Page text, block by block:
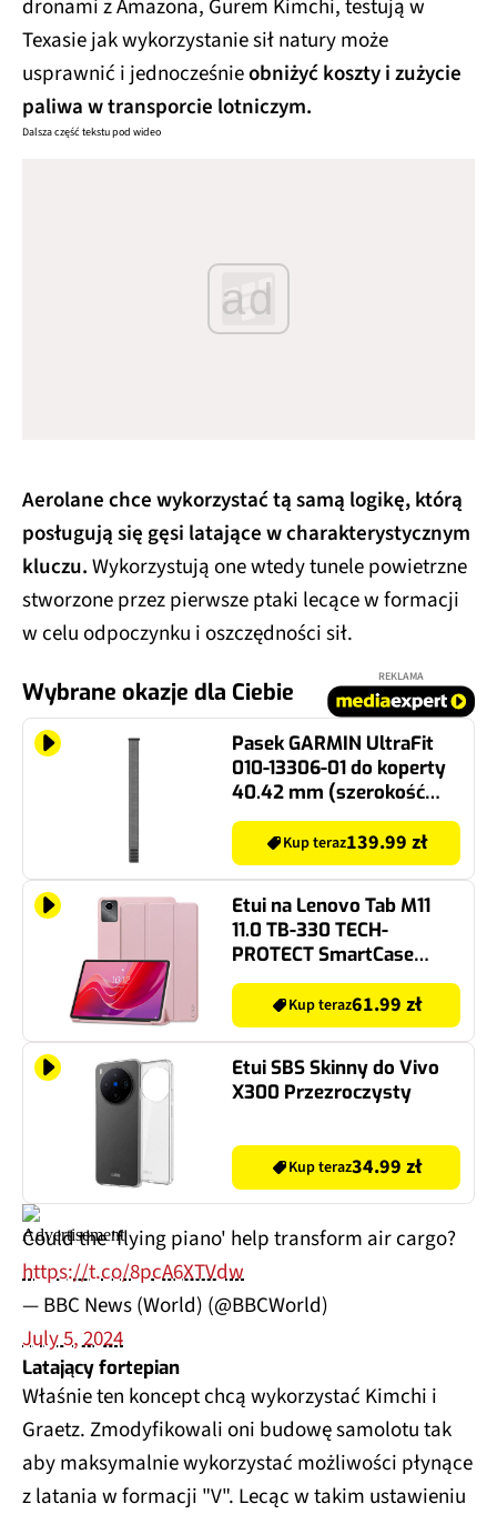
dronami z Amazona, Gurem Kimchi, testują w
Texasie jak wykorzystanie sił natury może
usprawnić i jednocześnieobniżyć koszty i zużycie
paliwa w transporcie lotniczym.
Dalsza część tekstu pod wideo
ad
Aerolane chce wykorzystać tą samą logikę, którą
posługują się gęsi latające w charakterystycznym
kluczu.Wykorzystują one wtedy tunele powietrzne
stworzone przez pierwsze ptaki lecące w formacji
w celu odpoczynku i oszczędności sił.
Wybrane okazje dla Ciebie
REKLAMA
Pasek GARMIN UltraFit
010-13306-01 do koperty
40.42 mm (szerokość
paska 20 mm) Szary
Kup teraz139.99 zł
Etui na Lenovo Tab M11
11.0 TB-330 TECH-
PROTECT SmartCase
Różowy
Kup teraz61.99 zł
Etui SBS Skinny do Vivo
X300 Przezroczysty
Kup teraz34.99 zł
Could the 'flying piano' help transform air cargo?
https://t.co/8pcA6XTVdw
— BBC News (World) (@BBCWorld)
July 5, 2024
Latający fortepian
Właśnie ten koncept chcą wykorzystać Kimchi i
Graetz. Zmodyfikowali oni budowę samolotu tak
aby maksymalnie wykorzystać możliwości płynące
z latania w formacji "V". Lecąc w takim ustawieniu